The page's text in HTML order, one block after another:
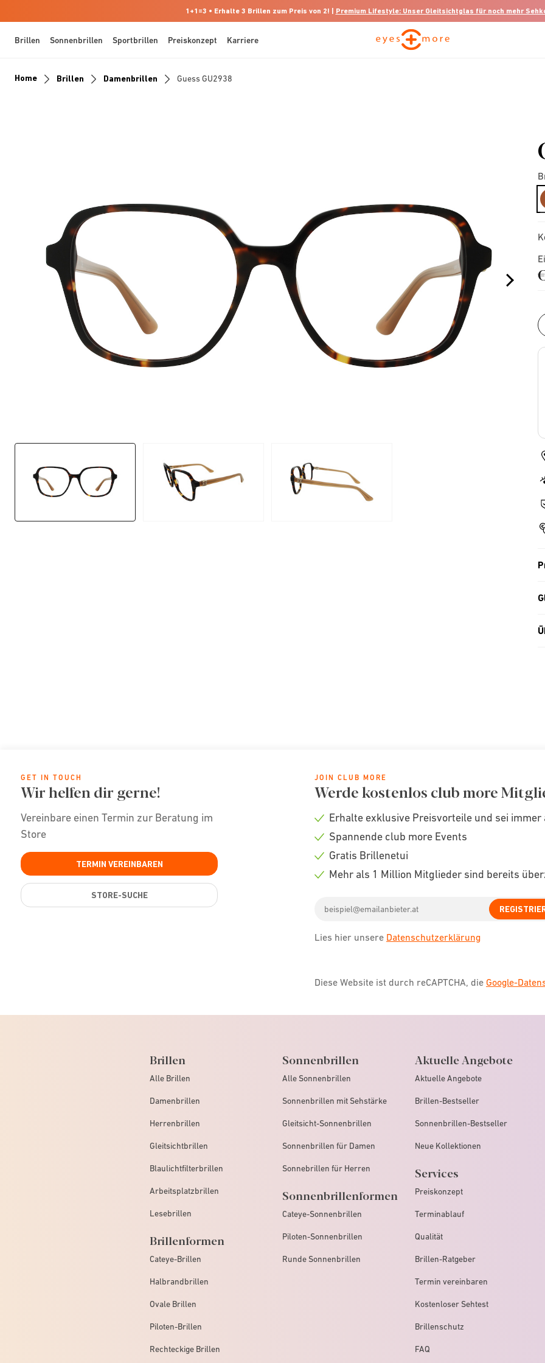
1+1=3 • Erhalte 3 Brillen zum Preis von 2! | Premium Lifestyle: Unser Gleitsichtglas für noch mehr
Brillen Sonnenbrillen Sportbrillen Preiskonzept Karriere
Home Brillen Damenbrillen Guess GU2938
GET IN TOUCH
Wir helfen dir gerne!
Vereinbare einen Termin zur Beratung im
Store
TERMIN VEREINBAREN
STORE-SUCHE
JOIN CLUB MORE
Werde kostenlos club more
Check
Erhalte exklusive Preisvorteile und sei
Check
Spannende club more Events
Check
Gratis Brillenetui
Mehr als 1 Million Mitglieder sind bereits
address
Lies hier unsere Datenschutzerklärung
Diese Website ist durch reCAPTCHA, die Google-
Brillen
Alle Brillen
Damenbrillen
Herrenbrillen
Gleitsichtbrillen
Blaulichtfilterbrillen
Arbeitsplatzbrillen
Lesebrillen
Brillenformen
Cateye-Brillen
Halbrandbrillen
Ovale Brillen
Piloten-Brillen
Rechteckige Brillen
Sonnenbrillen
Alle Sonnenbrillen
Sonnenbrillen mit Sehstärke
Gleitsicht-Sonnenbrillen
Sonnenbrillen für Damen
Sonnebrillen für Herren
Sonnenbrillenformen
Cateye-Sonnenbrillen
Piloten-Sonnenbrillen
Runde Sonnenbrillen
Aktuelle Angebote
Aktuelle Angebote
Brillen-Bestseller
Sonnenbrillen-Bestseller
Neue Kollektionen
Services
Preiskonzept
Terminablauf
Qualität
Brillen-Ratgeber
Termin vereinbaren
Kostenloser Sehtest
Brillenschutz
FAQ